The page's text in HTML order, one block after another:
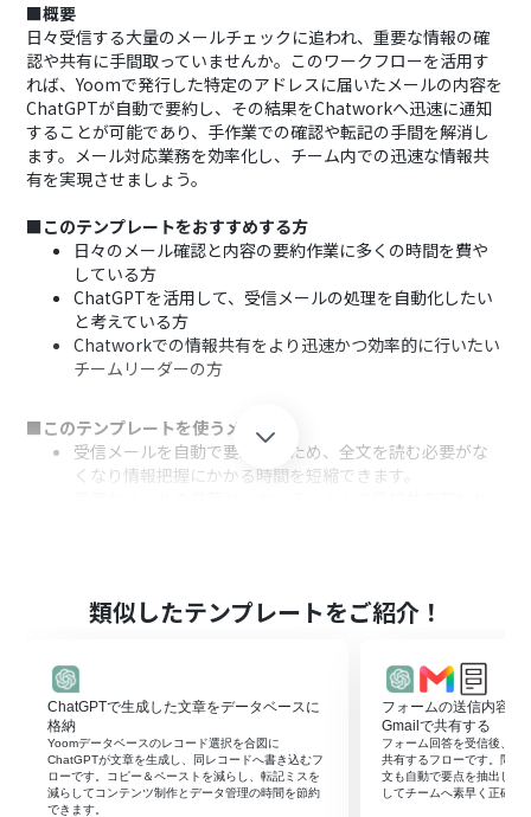
■概要
日々受信する大量のメールチェックに追われ、重要な情報の確
認や共有に手間取っていませんか。このワークフローを活用す
れば、Yoomで発行した特定のアドレスに届いたメールの内容を
ChatGPTが自動で要約し、その結果をChatworkへ迅速に通知
することが可能であり、手作業での確認や転記の手間を解消し
ます。メール対応業務を効率化し、チーム内での迅速な情報共
有を実現させましょう。
■このテンプレートをおすすめする方
日々のメール確認と内容の要約作業に多くの時間を費や
している方
ChatGPTを活用して、受信メールの処理を自動化したい
と考えている方
Chatworkでの情報共有をより迅速かつ効率的に行いたい
チームリーダーの方
■このテンプレートを使うメリット
受信メールを自動で要約するため、全文を読む必要がな
くなり情報把握にかかる時間を短縮できます。
はじめに、ChatGPTとChatworkをYoomと連携します。
次に、トリガーでメール機能を選択し、「メールを受信し
次に、オペレーションでChatGPTを選択し、「テキスト
を生成」アクションで受信したメール本文を要約するよう
設定します。
最後に、オペレーションでChatworkの「メッセージを送
信する」アクションを設定し、生成された要約を指定のチ
ャットに送信します。
類似したテンプレートをご紹介！
ChatGPTで生成した文章をデータベースに
格納
Yoomデータベースのレコード選択を合図に
ChatGPTが文章を生成し、同レコードへ書き込むフ
ローです。コピー＆ペーストを減らし、転記ミスを
減らしてコンテンツ制作とデータ管理の時間を節約
できます。
フォームの送信内容を
Gmailで共有する
フォーム回答を受信後、
共有するフローです。問い
文も自動で要点を抽出し、
してチームへ素早く正確に